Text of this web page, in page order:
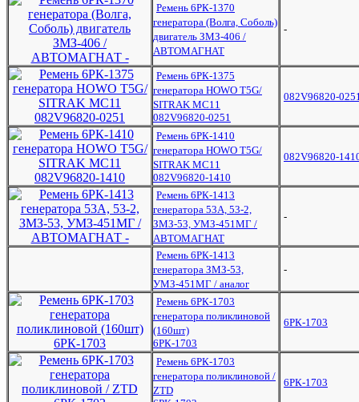
Ремень 6РК-1370
генератора (Волга, Соболь)
двигатель ЗМЗ-406 /
АВТОМАГНАТ
-
Ремень 6РК-1375
генератора HOWO T5G/
SITRAK МС11
082V96820-0251
082V96820-
Ремень 6РК-1410
генератора HOWO T5G/
SITRAK МС11
082V96820-1410
082V96820-
Ремень 6РК-1413
генератора 53А, 53-2,
ЗМЗ-53, УМЗ-451МГ /
АВТОМАГНАТ
-
Ремень 6РК-1413
генератора ЗМЗ-53,
УМЗ-451МГ / аналог
-
Ремень 6РК-1703
генератора поликлиновой
(160шт)
6РК-1703
6РК-1703
Ремень 6РК-1703
генератора поликлиновой /
ZTD
6РК-1703